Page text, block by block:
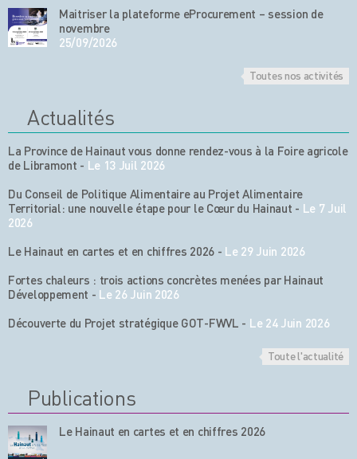
Maitriser la plateforme eProcurement – session de
novembre
25/09/2026
Toutes nos activités
Actualités
La Province de Hainaut vous donne rendez-vous à la Foire agricole
de Libramont - Le 13 Juil 2026
Du Conseil de Politique Alimentaire au Projet Alimentaire
Territorial: une nouvelle étape pour le Cœur du Hainaut - Le 7 Juil
2026
Le Hainaut en cartes et en chiffres 2026 - Le 29 Juin 2026
Fortes chaleurs : trois actions concrètes menées par Hainaut
Développement - Le 26 Juin 2026
Découverte du Projet stratégique GOT-FWVL - Le 24 Juin 2026
Toute l'actualité
Publications
Le Hainaut en cartes et en chiffres 2026